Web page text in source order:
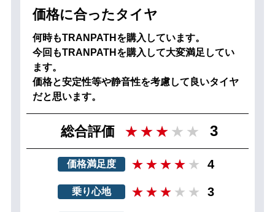
価格に合ったタイヤ
何時もTRANPATHを購入しています。
今回もTRANPATHを購入して大変満足してい
ます。
価格と安定性等や静音性を考慮して良いタイヤ
だと思います。
総合評価 3
価格満足度 4
乗り心地 3